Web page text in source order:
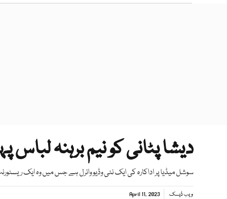
دیشا پٹانی کو نیم برہنہ لباس
سوشل میڈیا پر اداکارہ کی ایک نئی وڈیو وائرل ہے جس میں وہ ایک
ویب ڈیسک April 11, 2023